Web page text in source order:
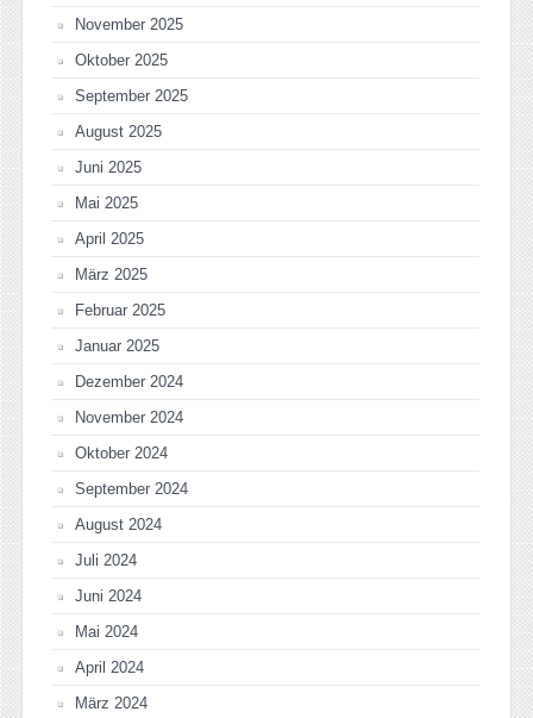
November 2025
Oktober 2025
September 2025
August 2025
Juni 2025
Mai 2025
April 2025
März 2025
Februar 2025
Januar 2025
Dezember 2024
November 2024
Oktober 2024
September 2024
August 2024
Juli 2024
Juni 2024
Mai 2024
April 2024
März 2024